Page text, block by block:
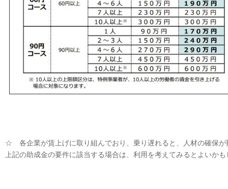
☆ 各企業が賃上げに取り組んでおり、乗り遅れると、人材の確保が
上記の助成金の要件に該当する場合は、利用を考えてみるとよいか